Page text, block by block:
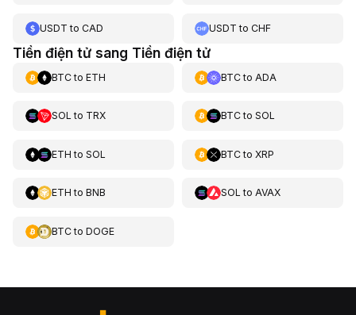
USDT to CAD USDT toCHF
Tiền điện tử sang Tiền điện tử
BTCto ETH BTCto ADA
SOL to TRX BTCto SOL
ETH to SOL BTCto XRP
ETH to BNB SOL to AVAX
BTCto DOGE